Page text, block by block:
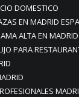
DOMESTICO
EN MADRID
ALTA EN MADRID
PARA